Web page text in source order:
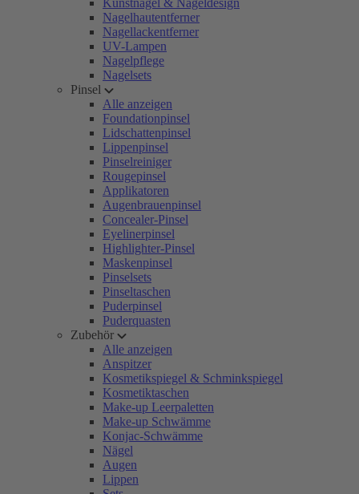
Kunstnägel & Nageldesign
Nagelhautentferner
Nagellackentferner
UV-Lampen
Nagelpflege
Nagelsets
Pinsel
Alle anzeigen
Foundationpinsel
Lidschattenpinsel
Lippenpinsel
Pinselreiniger
Rougepinsel
Applikatoren
Augenbrauenpinsel
Concealer-Pinsel
Eyelinerpinsel
Highlighter-Pinsel
Maskenpinsel
Pinselsets
Pinseltaschen
Puderpinsel
Puderquasten
Zubehör
Alle anzeigen
Anspitzer
Kosmetikspiegel & Schminkspiegel
Kosmetiktaschen
Make-up Leerpaletten
Make-up Schwämme
Konjac-Schwämme
Nägel
Augen
Lippen